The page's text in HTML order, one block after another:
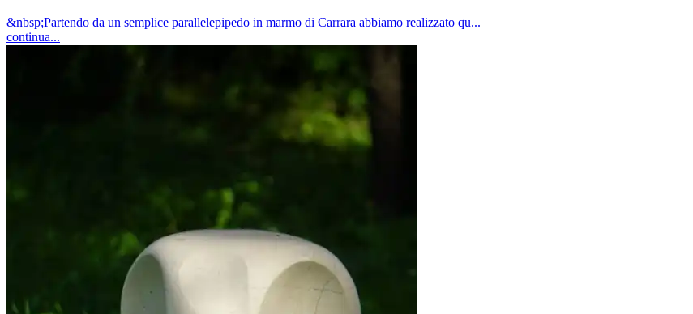
&nbsp;Partendo da un semplice parallelepipedo in marmo di Carrara abbiamo realizzato qu...
continua...